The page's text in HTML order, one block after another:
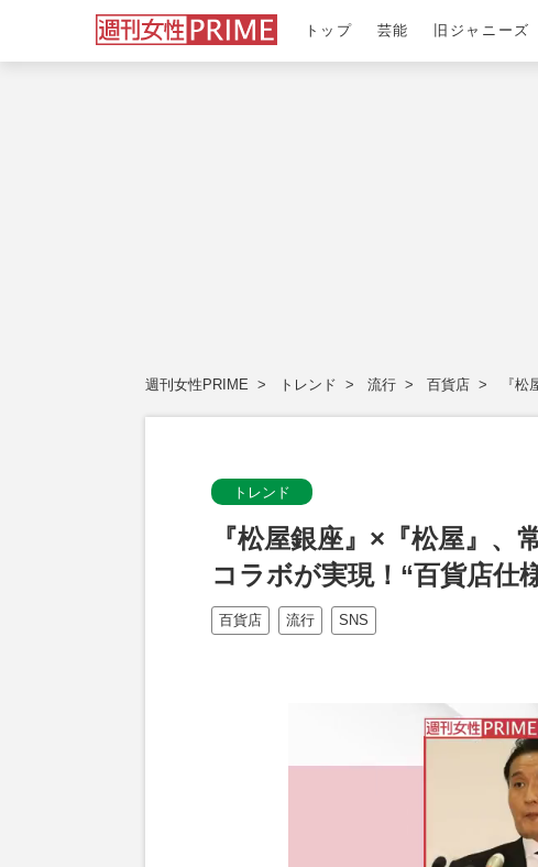
トップ 芸能 旧ジャニーズ
週刊女性PRIME トレンド 流行 百貨店 『
トレンド
『松屋銀座』×『松屋』、
コラボが実現！“百貨店仕
百貨店 流行 SNS